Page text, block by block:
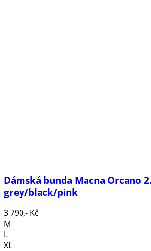
Dámská bunda Macna Orcano
grey/black/pink
3 790,- Kč
M
L
XL